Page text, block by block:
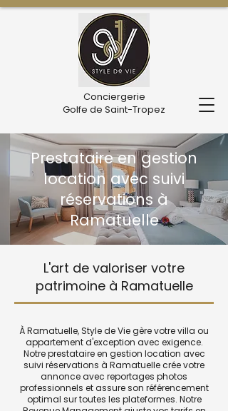
Conciergerie
Golfe de Saint-Tropez
Prestataire en gestion
location avec suivi
réservations à
Ramatuelle
L'art de valoriser votre
patrimoine à Ramatuelle
À Ramatuelle, Style de Vie gère votre villa ou
appartement d'exception avec exigence.
Notre prestataire en gestion location avec
suivi réservations à Ramatuelle crée votre
annonce avec reportages photos
professionnels et assure son référencement
optimal sur toutes les plateformes. Notre